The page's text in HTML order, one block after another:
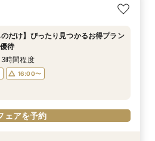
ン相談会》スマホで参加OK◎見積り×
ゆったり全館見学&ご相談フェア＼
／
で叶うオンライン相談会！少人数W
歓迎
のだけ】ぴったり見つかるお得プラン
待
時間程度
16:00〜
ェアを予約